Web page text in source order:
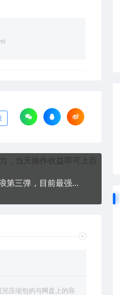
抖音高考学子祈福AI直播间，撸音浪第三弹，目前最强玩法，轻松日入1000
压缩包的与网盘上的容